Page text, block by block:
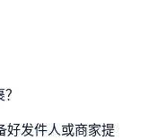
好发件人或商家提